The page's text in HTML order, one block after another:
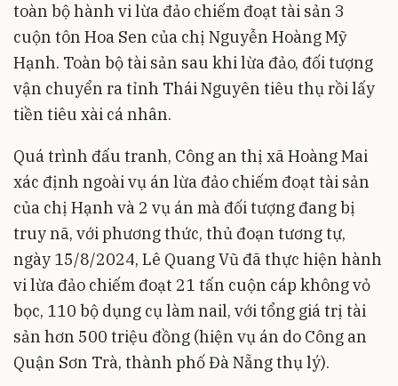
toàn bộ hành vi lừa đảo chiếm đoạt tài sản 3
cuộn tôn Hoa Sen của chị Nguyễn Hoàng Mỹ
Hạnh. Toàn bộ tài sản sau khi lừa đảo, đối tượng
vận chuyển ra tỉnh Thái Nguyên tiêu thụ rồi lấy
tiền tiêu xài cá nhân.
Quá trình đấu tranh, Công an thị xã Hoàng Mai
xác định ngoài vụ án lừa đảo chiếm đoạt tài sản
của chị Hạnh và 2 vụ án mà đối tượng đang bị
truy nã, với phương thức, thủ đoạn tương tự,
ngày 15/8/2024, Lê Quang Vũ đã thực hiện hành
vi lừa đảo chiếm đoạt 21 tấn cuộn cáp không vỏ
bọc, 110 bộ dụng cụ làm nail, với tổng giá trị tài
sản hơn 500 triệu đồng (hiện vụ án do Công an
Quận Sơn Trà, thành phố Đà Nẵng thụ lý).